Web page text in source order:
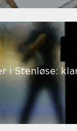
i Stenløse: